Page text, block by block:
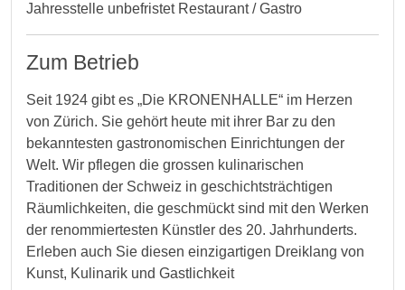
Jahresstelle unbefristet Restaurant / Gastro
Zum Betrieb
Seit 1924 gibt es „Die KRONENHALLE“ im Herzen
von Zürich. Sie gehört heute mit ihrer Bar zu den
bekanntesten gastronomischen Einrichtungen der
Welt. Wir pflegen die grossen kulinarischen
Traditionen der Schweiz in geschichtsträchtigen
Räumlichkeiten, die geschmückt sind mit den Werken
der renommiertesten Künstler des 20. Jahrhunderts.
Erleben auch Sie diesen einzigartigen Dreiklang von
Kunst, Kulinarik und Gastlichkeit